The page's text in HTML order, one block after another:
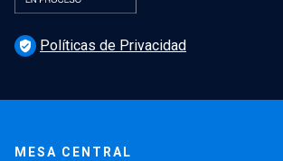
verified_user Políticas de Privacidad
MESA CENTRAL